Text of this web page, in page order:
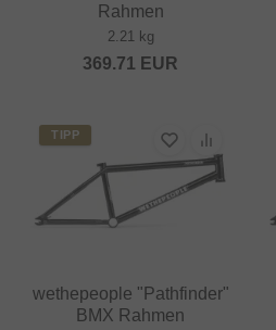
Rahmen
2.21 kg
369.71 EUR
TIPP
wethepeople "Pathfinder"
BMX Rahmen